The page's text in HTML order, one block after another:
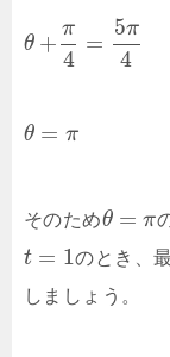
θ +
π
4
=
5π
4
θ = π
そのためθ = π
t = 1のとき、
しましょう。